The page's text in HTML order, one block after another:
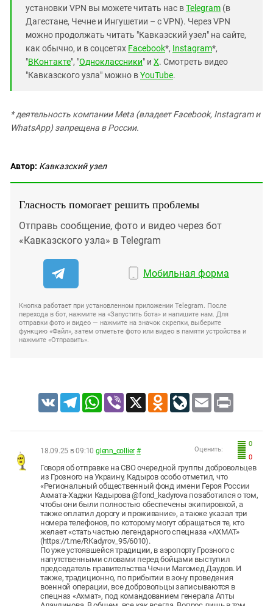
установки VPN вы можете читать нас вTelegram (в
Дагестане, Чечне и Ингушетии – с VPN). Через VPN
можно продолжать читать "Кавказский узел" на сайте,
как обычно, и в соцсетях Facebook*, Instagram*,
"ВКонтакте", "Одноклассники" и X. Смотреть видео
"Кавказского узла" можно вYouTube.
* деятельность компании Meta (владеет Facebook, Instagram и
WhatsApp) запрещена в России.
Автор: Кавказский узел
Гласность помогает решить проблемы
Отправь сообщение, фото и видео через бот
«Кавказского узла» в Telegram
Мобильная форма
Кнопка работает при установленном приложении Telegram. После
перехода в бот, нажмите на «Запустить бота» и напишите нам. Для
отправки фото и видео — нажмите на значок скрепки, выберите
функцию «Файл», затем отметьте фото или видео в памяти устройства и
нажмите «Отправить».
VK TelegramWhatsApp
Viber X Odnoklassniki
LiveJournal
Email Print
0
0
Оценить:
18.09.25 в 09:10 glenn_collier #
Говоря об отправке на СВО очередной группы добровольцев
из Грозного на Украину, Кадыров особо отметил, что
«Региональный общественный фонд имени Героя России
Ахмата-Хаджи Кадырова @fond_kadyrova позаботился о том,
чтобы они были полностью обеспечены экипировкой, а
также оплатил дорогу и проживание», а также указал три
номера телефонов, по которому могут обращаться те, кто
желает «стать частью легендарного спецназа «АХМАТ»
(https://t.me/RKadyrov_95/6010).
По уже устоявшейся традиции, в аэропорту Грозного с
напутственными словами перед бойцами выступил
председатель правительства Чечни Магомед Даудов. И
также, традиционно, по прибытии в зону проведения
военной операции, все добровольцы записываются в
спецназ «Ахмат», под командованием генерала Апты